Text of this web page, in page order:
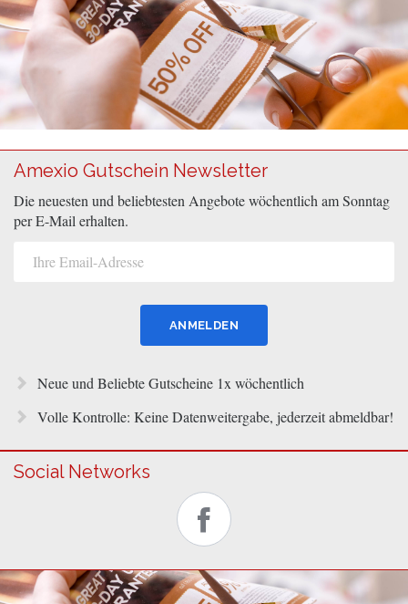
Amexio Gutschein Newsletter
Die neuesten und beliebtesten Angebote wöchentlich am Sonntag
per E-Mail erhalten.
Neue und Beliebte Gutscheine 1x wöchentlich
Volle Kontrolle: Keine Datenweitergabe, jederzeit abmeldbar!
Social Networks